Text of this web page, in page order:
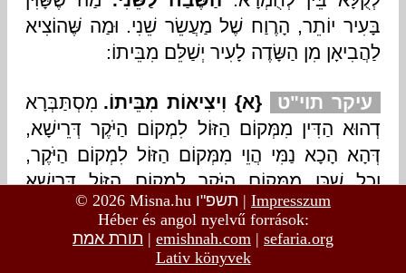
© 2026 Misna.hu תשפ"ו | Impresszum
Héber és angol nyelvű források:
תורת אמת | emishnah.com | sefaria.org
Lativ könyvek